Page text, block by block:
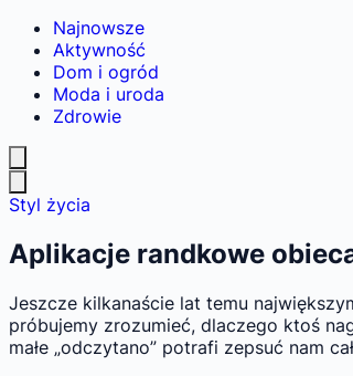
Najnowsze
Aktywność
Dom i ogród
Moda i uroda
Zdrowie
Styl życia
Aplikacje randkowe
Jeszcze kilkanaście lat temu
próbujemy zrozumieć, dlaczego ktoś
małe „odczytano” potrafi zepsuć nam